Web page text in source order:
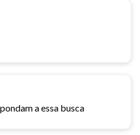
a essa busca